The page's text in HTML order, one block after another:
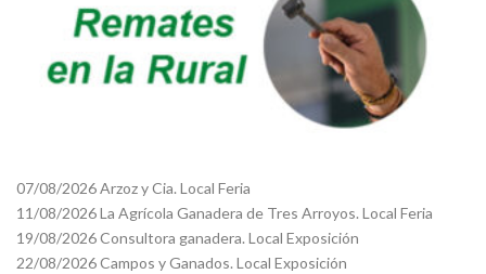
07/08/2026 Arzoz y Cia. Local Feria
11/08/2026 La Agrícola Ganadera de Tres Arroyos. Local Feria
19/08/2026 Consultora ganadera. Local Exposición
22/08/2026 Campos y Ganados. Local Exposición